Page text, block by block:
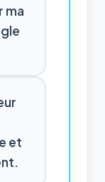
ma
et